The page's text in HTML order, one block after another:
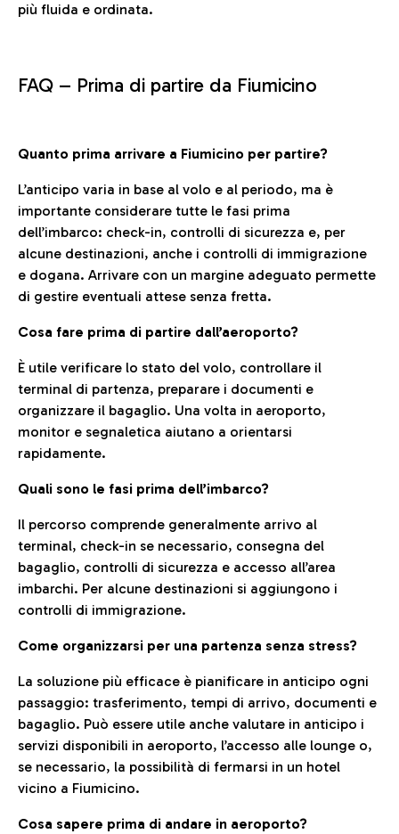
più fluida e ordinata.
FAQ – Prima di partire da Fiumicino
Quanto prima arrivare a Fiumicino per partire?
L’anticipo varia in base al volo e al periodo, ma è
importante considerare tutte le fasi prima
dell’imbarco: check-in, controlli di sicurezza e, per
alcune destinazioni, anche i controlli di immigrazione
e dogana. Arrivare con un margine adeguato permette
di gestire eventuali attese senza fretta.
Cosa fare prima di partire dall’aeroporto?
È utile verificare lo stato del volo, controllare il
terminal di partenza, preparare i documenti e
organizzare il bagaglio. Una volta in aeroporto,
monitor e segnaletica aiutano a orientarsi
rapidamente.
Quali sono le fasi prima dell’imbarco?
Il percorso comprende generalmente arrivo al
terminal, check-in se necessario, consegna del
bagaglio, controlli di sicurezza e accesso all’area
imbarchi. Per alcune destinazioni si aggiungono i
controlli di immigrazione.
Come organizzarsi per una partenza senza stress?
La soluzione più efficace è pianificare in anticipo ogni
passaggio: trasferimento, tempi di arrivo, documenti e
bagaglio. Può essere utile anche valutare in anticipo i
servizi disponibili in aeroporto, l’accesso alle lounge o,
se necessario, la possibilità di fermarsi in un hotel
vicino a Fiumicino.
Cosa sapere prima di andare in aeroporto?